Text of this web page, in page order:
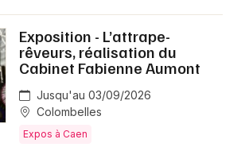
Exposition - L’attrape-
rêveurs, réalisation du
Cabinet Fabienne Aumont
Jusqu'au 03/09/2026
Colombelles
Expos à Caen